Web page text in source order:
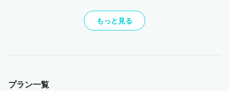
もっと見る
プラン一覧